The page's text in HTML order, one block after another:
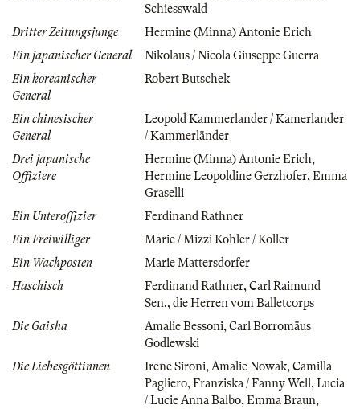
Schiesswald
Dritter Zeitungsjunge
Hermine (Minna) Antonie Erich
Ein japanischer General
Nikolaus / Nicola Giuseppe Guerra
Ein koreanischer
General
Robert Butschek
Ein chinesischer
General
Leopold Kammerlander / Kamerlander
/ Kammerländer
Drei japanische
Offiziere
Hermine (Minna) Antonie Erich,
Hermine Leopoldine Gerzhofer, Emma
Graselli
Ein Unteroffizier
Ferdinand Rathner
Ein Freiwilliger
Marie / Mizzi Kohler / Koller
Ein Wachposten
Marie Mattersdorfer
Haschisch
Ferdinand Rathner, Carl Raimund
Sen., die Herren vom Balletcorps
Die Gaisha
Amalie Bessoni, Carl Borromäus
Godlewski
Die Liebesgöttinnen
Irene Sironi, Amalie Nowak, Camilla
Pagliero, Franziska / Fanny Well , Lucia
/ Lucie Anna Balbo, Emma Braun,